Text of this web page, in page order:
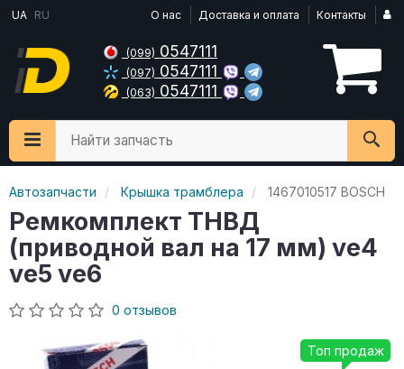
UA RU О нас Доставка и оплата Контакты
(099) 0547111
(097) 0547111
(063) 0547111
Найти запчасть
Автозапчасти Крышка трамблера 1467010517 BOSCH
Ремкомплект ТНВД
(приводной вал на 17 мм) ve4
ve5 ve6
0 отзывов
Топ продаж